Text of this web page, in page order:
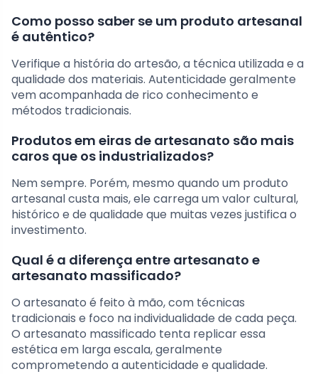
Como posso saber se um produto artesanal
é autêntico?
Verifique a história do artesão, a técnica utilizada e a
qualidade dos materiais. Autenticidade geralmente
vem acompanhada de rico conhecimento e
métodos tradicionais.
Produtos em eiras de artesanato são mais
caros que os industrializados?
Nem sempre. Porém, mesmo quando um produto
artesanal custa mais, ele carrega um valor cultural,
histórico e de qualidade que muitas vezes justifica o
investimento.
Qual é a diferença entre artesanato e
artesanato massificado?
O artesanato é feito à mão, com técnicas
tradicionais e foco na individualidade de cada peça.
O artesanato massificado tenta replicar essa
estética em larga escala, geralmente
comprometendo a autenticidade e qualidade.